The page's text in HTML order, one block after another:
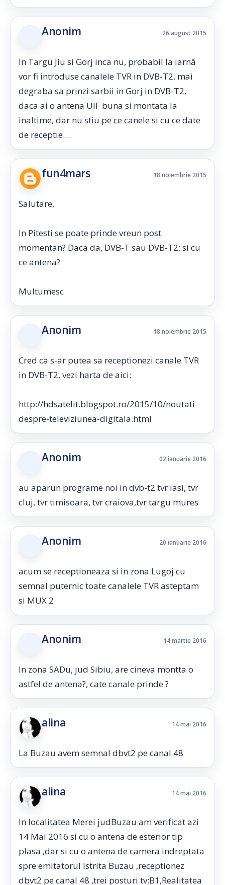
Anonim 26 august 2015
In Targu Jiu si Gorj inca nu, probabil la iarnă
vor fi introduse canalele TVR in DVB-T2. mai
degraba sa prinzi sarbii in Gorj in DVB-T2,
daca ai o antena UIF buna si montata la
inaltime, dar nu stiu pe ce canele si cu ce date
de receptie....
fun4mars 18 noiembrie 2015
Salutare,
In Pitesti se poate prinde vreun post
momentan? Daca da, DVB-T sau DVB-T2; si cu
ce antena?
Multumesc
Anonim 18 noiembrie 2015
Cred ca s-ar putea sa receptionezi canale TVR
in DVB-T2, vezi harta de aici:
http://hdsatelit.blogspot.ro/2015/10/noutati-
despre-televiziunea-digitala.html
Anonim 02 ianuarie 2016
au aparun programe noi in dvb-t2 tvr iasi, tvr
cluj, tvr timisoara, tvr craiova,tvr targu mures
Anonim 20 ianuarie 2016
acum se receptioneaza si in zona Lugoj cu
semnal puternic toate canalele TVR asteptam
si MUX 2
Anonim 14 martie 2016
In zona SADu, jud Sibiu, are cineva montta o
astfel de antena?, cate canale prinde ?
alina 14 mai 2016
La Buzau avem semnal dbvt2 pe canal 48
alina 14 mai 2016
In localitatea Merei judBuzau am verificat azi
14 Mai 2016 si cu o antena de esterior tip
plasa ,dar si cu o antena de camera indreptata
spre emitatorul Istrita Buzau ,receptionez
dbvt2 pe canal 48 ,trei posturi tv:B1,Realitatea